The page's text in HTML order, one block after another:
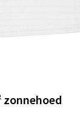
zonnehoed